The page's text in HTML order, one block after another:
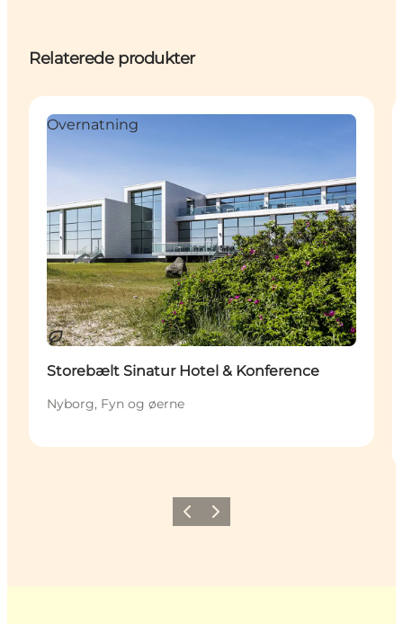
Relaterede produkter
Bæredygtige oplevelser
Overnatning
Storebælt Sinatur Hotel & Konference
Nyborg, Fyn og øerne
ForrigeNæste